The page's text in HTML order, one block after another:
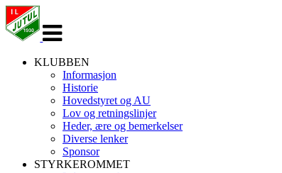
navigasjon
KLUBBEN
Informasjon
Historie
Hovedstyret og AU
Lov og retningslinjer
Heder, ære og bemerkelser
Diverse lenker
Sponsor
STYRKEROMMET